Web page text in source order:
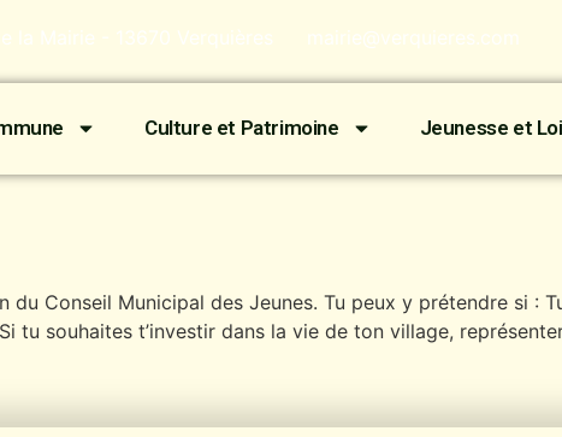
la Mairie - 13670 Verquières mairie@verquieres.com
Culture et Patrimoine Jeunesse et
Conseil Municipal des Jeunes. Tu peux y prétendre si :
tu souhaites t’investir dans la vie de ton village,